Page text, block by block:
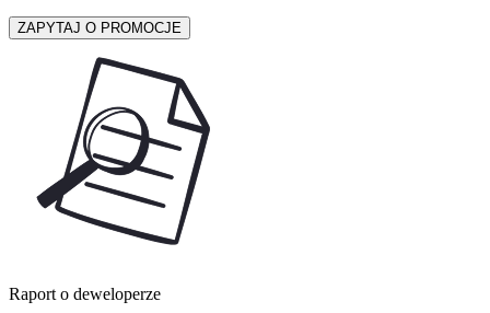
ZAPYTAJ O PROMOCJE
Raport o deweloperze